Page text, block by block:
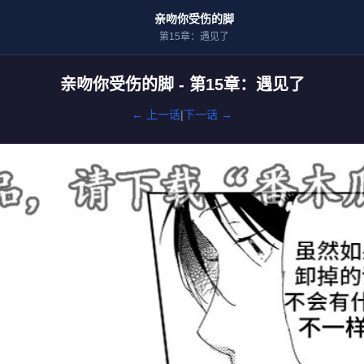
亲吻你受伤的脚
第15章：遇见了
亲吻你受伤的脚 - 第15章：遇见了
← 上一话|下一话 →